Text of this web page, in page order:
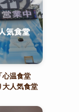
心温食堂
大人気食堂